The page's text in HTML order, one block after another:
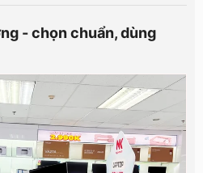
- chọn chuẩn, dùng